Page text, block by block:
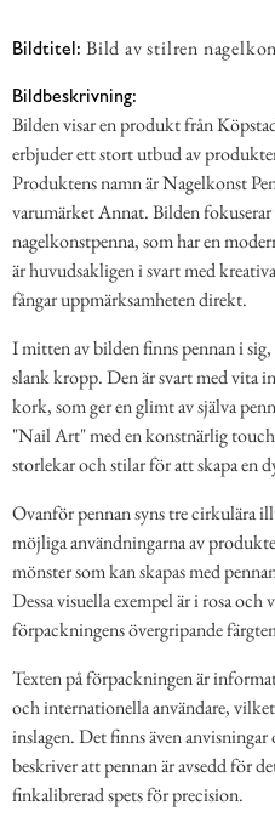
Bildtitel: Bild av stilren
Bildbeskrivning:
Bilden visar en produkt från
erbjuder ett stort utbud av
Produktens namn är Nagelkonst
varumärket Annat. Bilden
nagelkonstpenna, som har en
är huvudsakligen i svart med
fångar uppmärksamheten direkt.
I mitten av bilden finns pennan i
slank kropp. Den är svart med vita
kork, som ger en glimt av själva
"Nail Art" med en konstnärlig
storlekar och stilar för att skapa en
Ovanför pennan syns tre cirkulära
möjliga användningarna av
mönster som kan skapas med
Dessa visuella exempel är i rosa
förpackningens övergripande
Texten på förpackningen är
och internationella användare,
inslagen. Det finns även
beskriver att pennan är avsedd för
finkalibrerad spets för precision.